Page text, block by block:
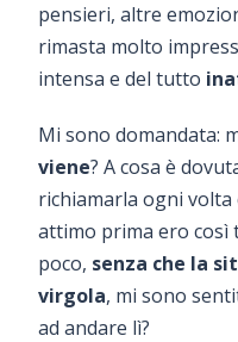
pensieri, altre
rimasta molto
intensa e del tutto
Mi sono domandata:
viene? A cosa è
richiamarla ogni volta
attimo prima ero così
poco, senza che la
virgola, mi sono
ad andare lì?